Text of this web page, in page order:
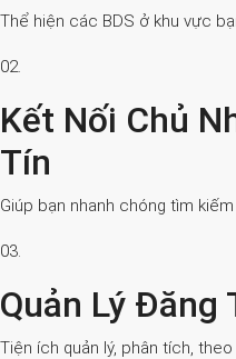
Thể hiện các BDS ở khu vực
02.
Kết Nối Chủ
Tín
Giúp bạn nhanh chóng tìm
03.
Quản Lý Đăng
Tiện ích quản lý, phân tích,